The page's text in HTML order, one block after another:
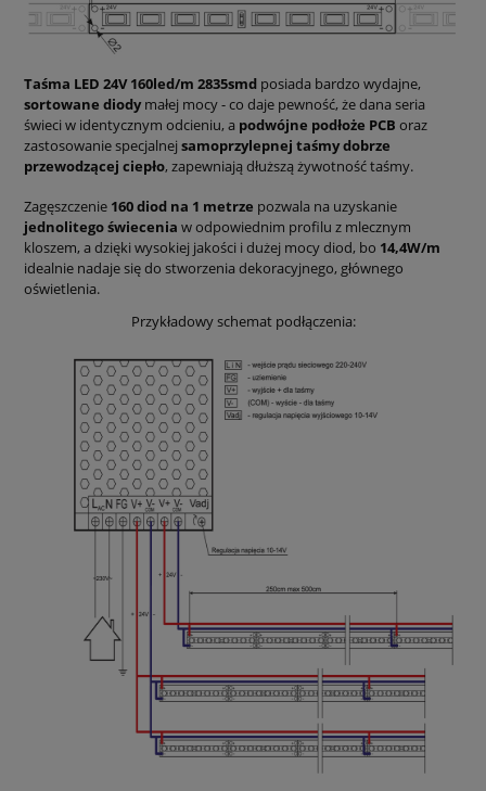
Taśma LED 24V 160led/m 2835smd posiada bardzo wydajne,
sortowane diodymałej mocy - co daje pewność, że dana seria
świeci w identycznym odcieniu, a podwójne podłoże PCB oraz
zastosowanie specjalnej samoprzylepnej taśmy dobrze
przewodzącej ciepło, zapewniają dłuższą żywotność taśmy.
Zagęszczenie 160 diod na 1 metrze pozwala na uzyskanie
jednolitego świecenia w odpowiednim profilu z mlecznym
kloszem, a dzięki wysokiej jakości i dużej mocy diod, bo 14,4W/m
idealnie nadaje się do stworzenia dekoracyjnego, głównego
oświetlenia.
Przykładowy schemat podłączenia: